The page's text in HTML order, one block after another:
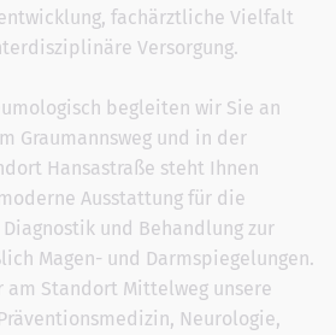
fachärztliche Vielfalt
Versorgung.
begleiten wir Sie an
Graumannsweg und in der
Hansastraße steht Ihnen
Ausstattung für die
und Behandlung zur
Magen- und Darmspiegelungen.
am Standort Mittelweg unsere
Neurologie,